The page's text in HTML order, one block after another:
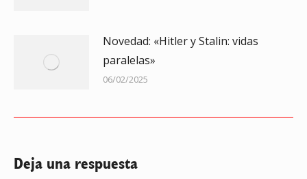
Novedad: «Hitler y Stalin: vidas
paralelas»
06/02/2025
Deja una respuesta